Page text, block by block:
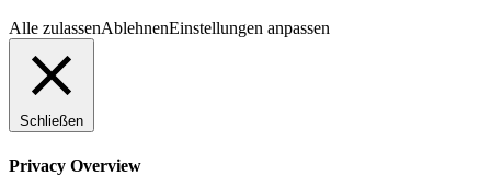
Alle zulassenAblehnenEinstellungen anpassen
Schließen
Privacy Overview